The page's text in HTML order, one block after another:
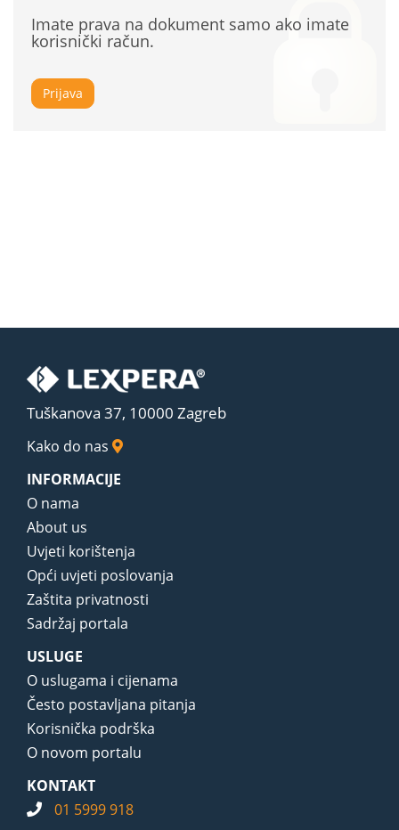
Imate prava na dokument samo ako imate
korisnički račun.
Prijava
Tuškanova 37, 10000 Zagreb
Kako do nas
INFORMACIJE
O nama
About us
Uvjeti korištenja
Opći uvjeti poslovanja
Zaštita privatnosti
Sadržaj portala
USLUGE
O uslugama i cijenama
Često postavljana pitanja
Korisnička podrška
O novom portalu
KONTAKT
01 5999 918